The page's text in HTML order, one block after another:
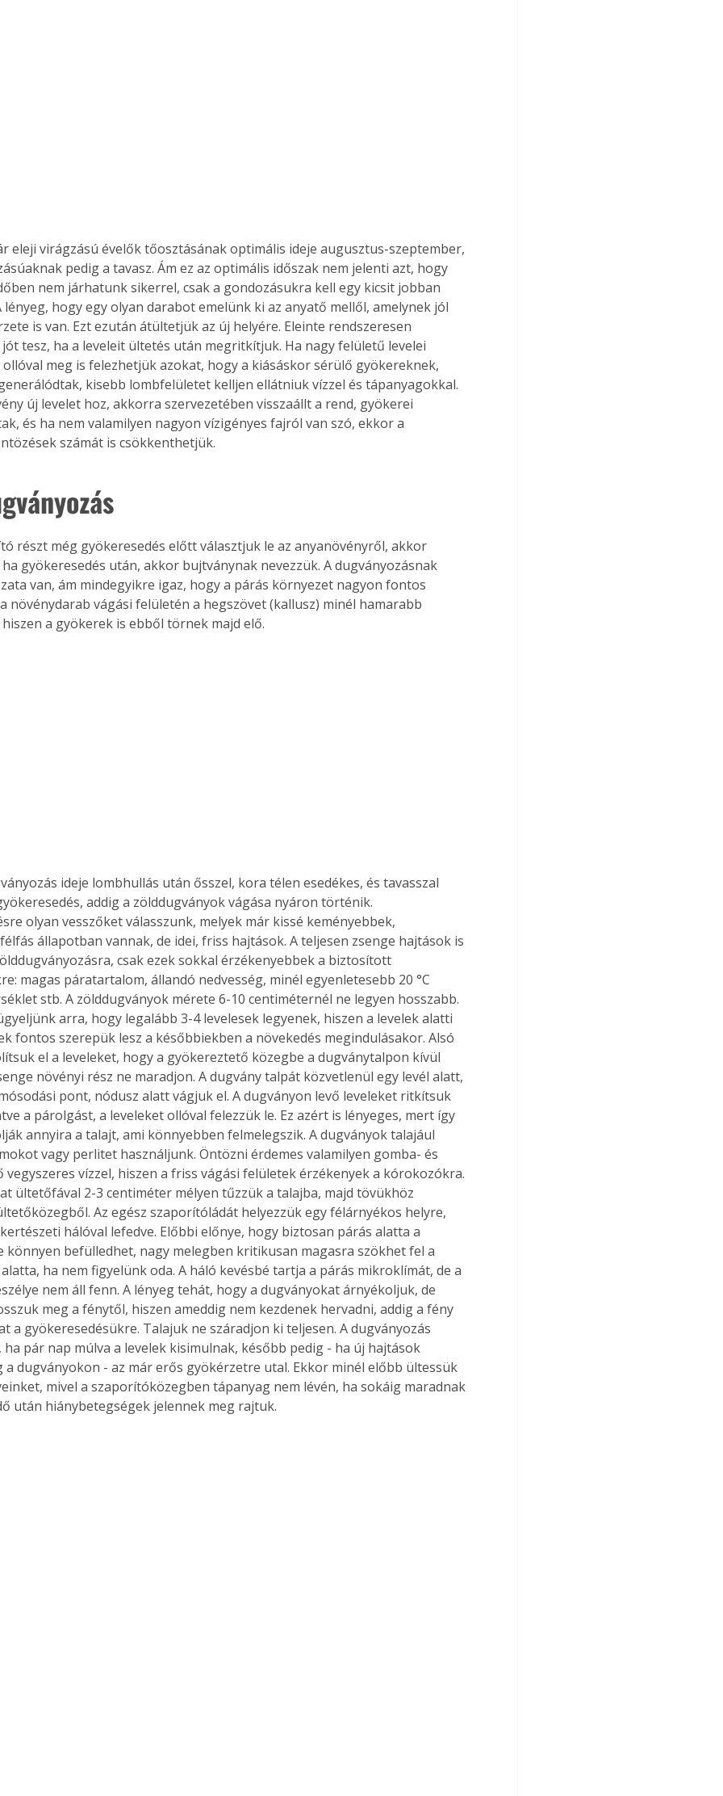
Old
egyedi
Együtt jobban megéri!
Bővebb információ itt!
párosítással kedvezményes
áron, 0 Ft postaköltséggel
eleji virágzású évelők tőosztásának optimális ideje augusztus-szeptember,
pedig a tavasz. Ám ez az optimális időszak nem jelenti azt, hogy
nem járhatunk sikerrel, csak a gondozásukra kell egy kicsit jobban
lényeg, hogy egy olyan darabot emelünk ki az anyatő mellől, amelynek jól
is van. Ezt ezután átültetjük az új helyére. Eleinte rendszeresen
tesz, ha a leveleit ültetés után megritkítjuk. Ha nagy felületű levelei
meg is felezhetjük azokat, hogy a kiásáskor sérülő gyökereknek,
kisebb lombfelületet kelljen ellátniuk vízzel és tápanyagokkal.
új levelet hoz, akkorra szervezetében visszaállt a rend, gyökerei
és ha nem valamilyen nagyon vízigényes fajról van szó, ekkor a
számát is csökkenthetjük.
gyökeresedés után, akkor bujtványnak nevezzük. A dugványozásnak
van, ám mindegyikre igaz, hogy a párás környezet nagyon fontos
növénydarab vágási felületén a hegszövet (kallusz) minél hamarabb
a gyökerek is ebből törnek majd elő.
ideje lombhullás után ősszel, kora télen esedékes, és tavasszal
addig a zölddugványok vágása nyáron történik.
olyan vesszőket válasszunk, melyek már kissé keményebbek,
állapotban vannak, de idei, friss hajtások. A teljesen zsenge hajtások is
csak ezek sokkal érzékenyebbek a biztosított
magas páratartalom, állandó nedvesség, minél egyenletesebb 20 °C
stb. A zölddugványok mérete 6-10 centiméternél ne legyen hosszabb.
arra, hogy legalább 3-4 levelesek legyenek, hiszen a levelek alatti
fontos szerepük lesz a későbbiekben a növekedés megindulásakor. Alsó
el a leveleket, hogy a gyökereztető közegbe a dugványtalpon kívül
növényi rész ne maradjon. A dugvány talpát közvetlenül egy levél alatt,
pont, nódusz alatt vágjuk el. A dugványon levő leveleket ritkítsuk
a párolgást, a leveleket ollóval felezzük le. Ez azért is lényeges, mert így
annyira a talajt, ami könnyebben felmelegszik. A dugványok talajául
vagy perlitet használjunk. Öntözni érdemes valamilyen gomba- és
vízzel, hiszen a friss vágási felületek érzékenyek a kórokozókra.
ültetőfával 2-3 centiméter mélyen tűzzük a talajba, majd tövükhöz
Az egész szaporítóládát helyezzük egy félárnyékos helyre,
hálóval lefedve. Előbbi előnye, hogy biztosan párás alatta a
könnyen befülledhet, nagy melegben kritikusan magasra szökhet fel a
ha nem figyelünk oda. A háló kevésbé tartja a párás mikroklímát, de a
nem áll fenn. A lényeg tehát, hogy a dugványokat árnyékoljuk, de
meg a fénytől, hiszen ameddig nem kezdenek hervadni, addig a fény
a gyökeresedésükre. Talajuk ne száradjon ki teljesen. A dugványozás
pár nap múlva a levelek kisimulnak, később pedig - ha új hajtások
a dugványokon - az már erős gyökérzetre utal. Ekkor minél előbb ültessük
mivel a szaporítóközegben tápanyag nem lévén, ha sokáig maradnak
után hiánybetegségek jelennek meg rajtuk.